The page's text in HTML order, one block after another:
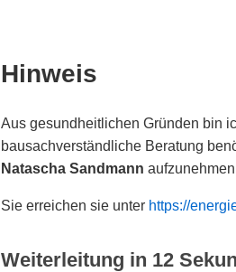
Hinweis
Aus gesundheitlichen Gründen bin
bausachverständliche Beratung
Natascha Sandmann
Sie erreichen sie unter https://
Weiterleitung in 12